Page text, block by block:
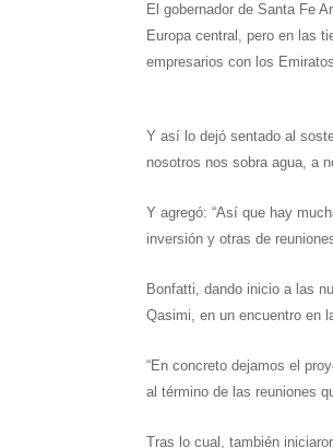
a
t
A
p
p
l
e
r
a
m
i
t
e
r
n
t
r
e
s
t
El gobernador de Santa Fe
Europa central, pero en las
empresarios con los
Y así lo dejó sentado al
nosotros nos sobra agua, a
Y agregó: “Así que hay
inversión y otras de
Bonfatti, dando inicio a las
Qasimi, en un encuentro en
“En concreto dejamos el
al término de las reuniones
Tras lo cual, también